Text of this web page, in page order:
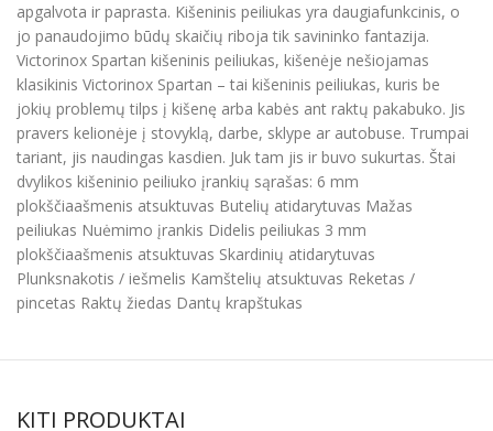
apgalvota ir paprasta. Kišeninis peiliukas yra daugiafunkcinis, o
jo panaudojimo būdų skaičių riboja tik savininko fantazija.
Victorinox Spartan kišeninis peiliukas, kišenėje nešiojamas
klasikinis Victorinox Spartan – tai kišeninis peiliukas, kuris be
jokių problemų tilps į kišenę arba kabės ant raktų pakabuko. Jis
pravers kelionėje į stovyklą, darbe, sklype ar autobuse. Trumpai
tariant, jis naudingas kasdien. Juk tam jis ir buvo sukurtas. Štai
dvylikos kišeninio peiliuko įrankių sąrašas: 6 mm
plokščiaašmenis atsuktuvas Butelių atidarytuvas Mažas
peiliukas Nuėmimo įrankis Didelis peiliukas 3 mm
plokščiaašmenis atsuktuvas Skardinių atidarytuvas
Plunksnakotis / iešmelis Kamštelių atsuktuvas Reketas /
pincetas Raktų žiedas Dantų krapštukas
KITI PRODUKTAI